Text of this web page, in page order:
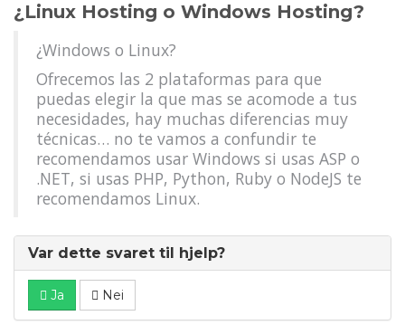
¿Linux Hosting o Windows Hosting?
¿Windows o Linux?
Ofrecemos las 2 plataformas para que
puedas elegir la que mas se acomode a tus
necesidades, hay muchas diferencias muy
técnicas… no te vamos a confundir te
recomendamos usar Windows si usas ASP o
.NET, si usas PHP, Python, Ruby o NodeJS te
recomendamos Linux.
Var dette svaret til hjelp?
Ja Nei